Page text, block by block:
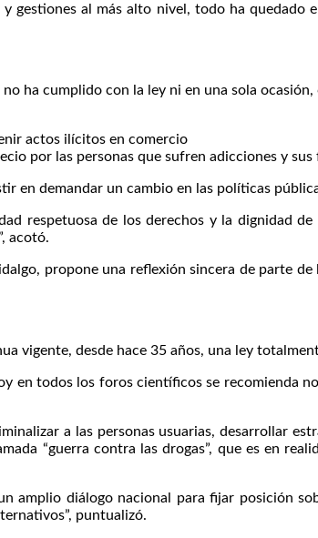
gestiones al más alto nivel, todo ha quedado
ha cumplido con la ley ni en una sola
actos ilícitos en comercio
por las personas que sufren adicciones y sus
en demandar un cambio en las políticas
respetuosa de los derechos y la dignidad
acotó.
propone una reflexión sincera de parte
vigente, desde hace 35 años, una ley
en todos los foros científicos se recomienda
a las personas usuarias, desarrollar
“guerra contra las drogas”, que es en
amplio diálogo nacional para fijar posición
puntualizó.